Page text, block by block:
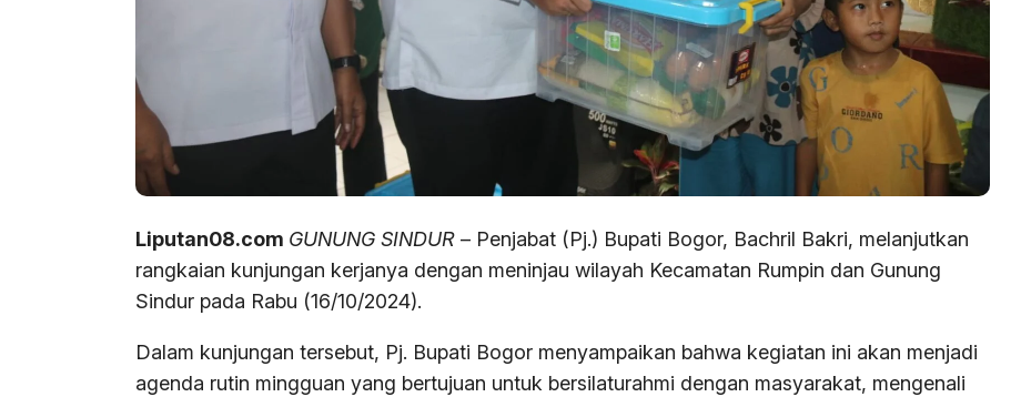
Liputan08.com GUNUNG SINDUR – Penjabat (Pj.) Bupati Bogor, Bachril Bakri, melanjutkan
rangkaian kunjungan kerjanya dengan meninjau wilayah Kecamatan Rumpin dan Gunung
Sindur pada Rabu (16/10/2024).
Dalam kunjungan tersebut, Pj. Bupati Bogor menyampaikan bahwa kegiatan ini akan menjadi
agenda rutin mingguan yang bertujuan untuk bersilaturahmi dengan masyarakat, mengenali